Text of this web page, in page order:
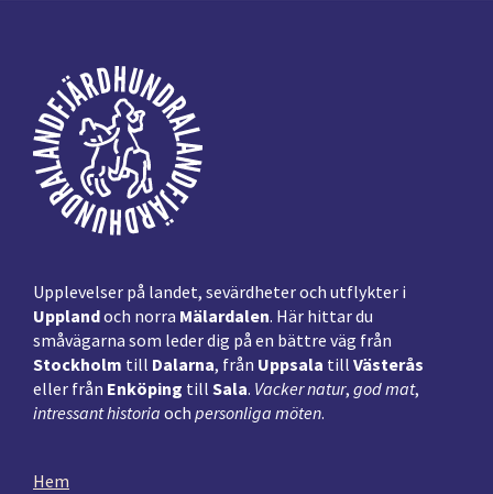
Footer
Upplevelser på landet, sevärdheter och utflykter i
Upplandoch norra Mälardalen. Här hittar du
småvägarna som leder dig på en bättre väg från
Stockholm till Dalarna, från Uppsala till Västerås
eller från Enköping till Sala. Vacker natur, god mat,
intressant historia och personliga möten.
Hem